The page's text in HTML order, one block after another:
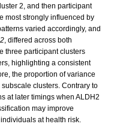
2, and then participant
most strongly influenced by
varied accordingly, and
, differed across both
three participant clusters
highlighting a consistent
the proportion of variance
clusters. Contrary to
at later timings when ALDH2
may improve
at health risk.